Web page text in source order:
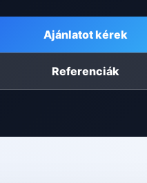
Ajánlatot kérek
Referenciák